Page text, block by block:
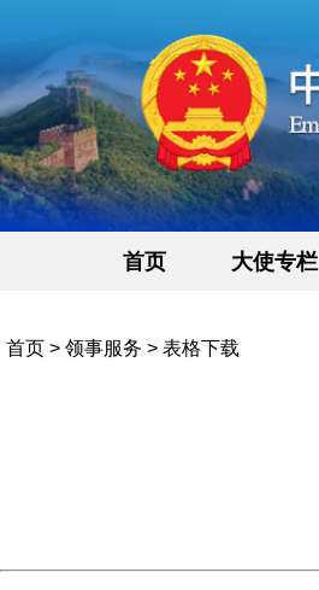
首页 大使专栏
首页 > 领事服务 > 表格下载